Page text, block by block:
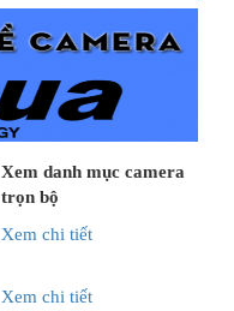
Xem danh mục camera
trọn bộ
Xem chi tiết
Xem chi tiết